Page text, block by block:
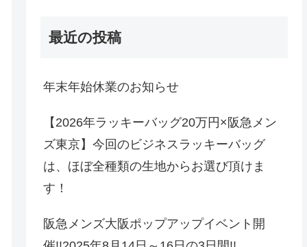
最近の投稿
年末年始休業のお知らせ
【2026年ラッキーバッグ20万円×阪急メン
ズ東京】今回のビジネスラッキーバッグ
は、ほぼ全種類の生地からお選び頂けま
す！
阪急メンズ大阪ポップアップイベント開